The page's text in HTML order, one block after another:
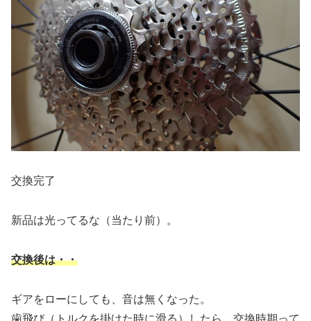
交換完了
新品は光ってるな（当たり前）。
交換後は・・
ギアをローにしても、音は無くなった。
歯飛び（トルクを掛けた時に滑る）したら、交換時期って